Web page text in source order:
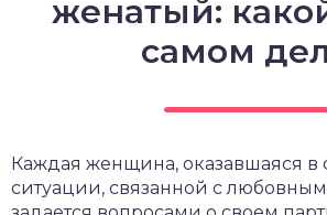
женатый:
самом
Каждая женщина, оказавшаяся в
ситуации, связанной с